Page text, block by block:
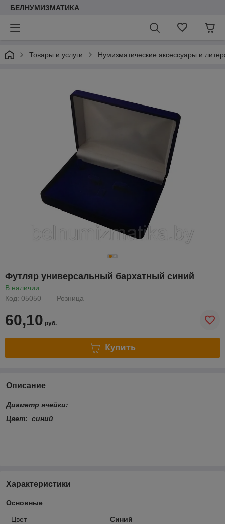
БЕЛНУМИЗМАТИКА
Товары и услуги Нумизматические аксессуары и
Футляр универсальный бархатный синий
В наличии
Код: 05050
Розница
60,10 руб.
Купить
Описание
Диаметр ячейки:
Цвет: синий
Характеристики
Основные
Цвет Синий